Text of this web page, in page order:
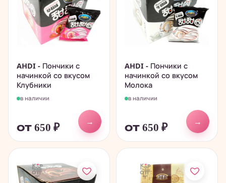
AHDI - Пончики с
начинкой со вкусом
Клубники
в наличии
от 650 ₽
→
AHDI - Пончики с
начинкой со вкусом
Молока
в наличии
от 650 ₽
→